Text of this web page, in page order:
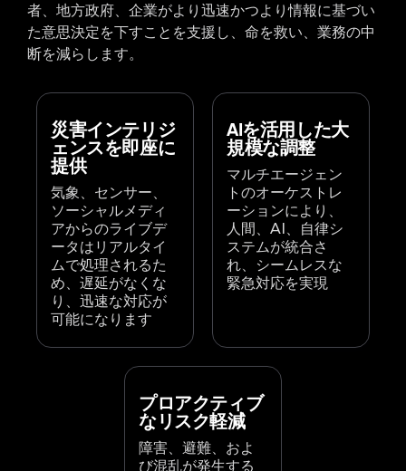
者、地方政府、企業がより迅速かつより情報に基づい
た意思決定を下すことを支援し、命を救い、業務の中
断を減らします。
災害インテリジ
ェンスを即座に
提供
気象、センサー、
ソーシャルメディ
アからのライブデ
ータはリアルタイ
ムで処理されるた
め、遅延がなくな
り、迅速な対応が
可能になります
AIを活用した大
規模な調整
マルチエージェン
トのオーケストレ
ーションにより、
人間、AI、自律シ
ステムが統合さ
れ、シームレスな
緊急対応を実現
プロアクティブ
なリスク軽減
障害、避難、およ
び混乱が発生する